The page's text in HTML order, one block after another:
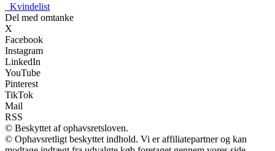
Kvindelist
Del med omtanke
X
Facebook
Instagram
LinkedIn
YouTube
Pinterest
TikTok
Mail
RSS
© Beskyttet af ophavsretsloven.
© Ophavsretligt beskyttet indhold. Vi er affiliatepartner og kan